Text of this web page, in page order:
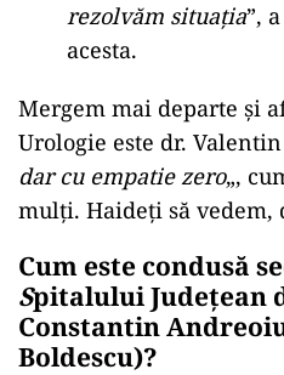
rezolvăm situația”,
acesta.
Mergem mai departe și
Urologie este dr. Valentin
dar cu empatie zero„,
mulți. Haideți să vedem,
Cum este condusă
Spitalului Județean
Constantin
Boldescu)?